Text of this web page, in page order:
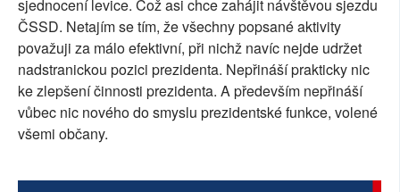
sjednocení levice. Což asi chce zahájit návštěvou sjezdu
ČSSD. Netajím se tím, že všechny popsané aktivity
považuji za málo efektivní, při nichž navíc nejde udržet
nadstranickou pozici prezidenta. Nepřináší prakticky nic
ke zlepšení činnosti prezidenta. A především nepřináší
vůbec nic nového do smyslu prezidentské funkce, volené
všemi občany.